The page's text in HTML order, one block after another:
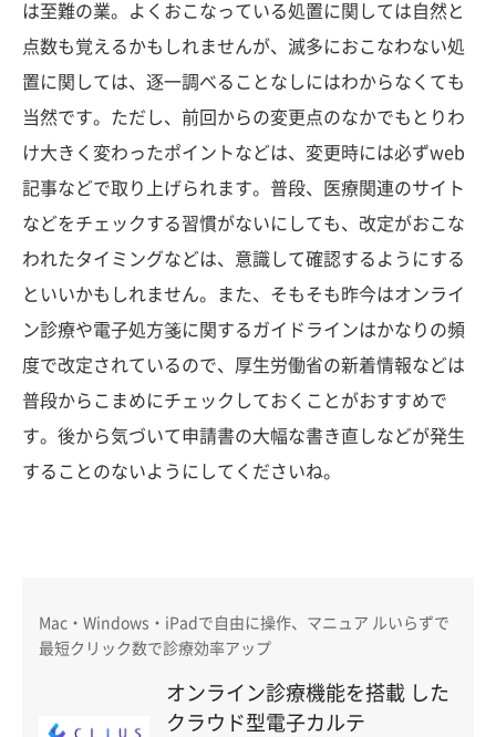
は至難の業。よくおこなっている処置に関しては自然と
点数も覚えるかもしれませんが、滅多におこなわない処
置に関しては、逐一調べることなしにはわからなくても
当然です。ただし、前回からの変更点のなかでもとりわ
け大きく変わったポイントなどは、変更時には必ずweb
記事などで取り上げられます。普段、医療関連のサイト
などをチェックする習慣がないにしても、改定がおこな
われたタイミングなどは、意識して確認するようにする
といいかもしれません。また、そもそも昨今はオンライ
ン診療や電子処方箋に関するガイドラインはかなりの頻
度で改定されているので、厚生労働省の新着情報などは
普段からこまめにチェックしておくことがおすすめで
す。後から気づいて申請書の大幅な書き直しなどが発生
することのないようにしてくださいね。
Mac・Windows・iPadで自由に操作、マニュア ルいらずで
最短クリック数で診療効率アップ
オンライン診療機能を搭載 した
クラウド型電子カルテ